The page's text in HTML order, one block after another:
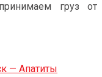
груз от
— Апатиты